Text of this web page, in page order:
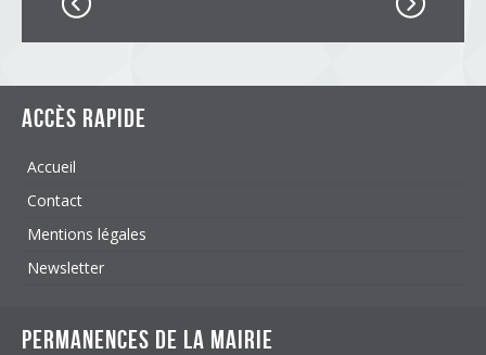
Accès rapide
Accueil
Contact
Mentions légales
Newsletter
Permanences de la mairie